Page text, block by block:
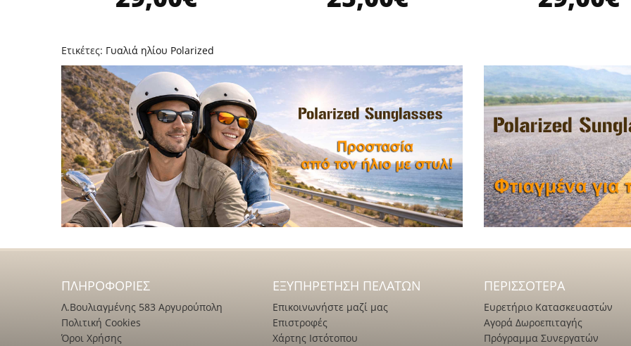
Ετικέτες: Γυαλιά ηλίου Polarized
ΠΛΗΡΟΦΟΡΊΕΣ
Λ.Βουλιαγμένης 583 Αργυρούπολη
Πολιτική Cookies
Όροι Χρήσης
ΕΞΥΠΗΡΈΤΗΣΗ ΠΕΛΑΤΏΝ
Επικοινωνήστε μαζί μας
Επιστροφές
Χάρτης Ιστότοπου
ΠΕΡΙΣΣΌΤΕΡΑ
Ευρετήριο Κατασκευαστών
Αγορά Δωροεπιταγής
Πρόγραμμα Συνεργατών